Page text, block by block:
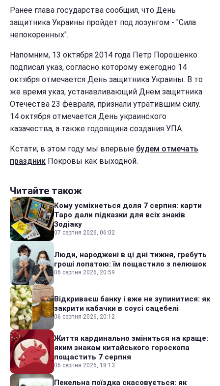
Ранее глава государства сообщил, что День
защитника Украины пройдет под лозунгом - "Сила
непокоренных".
Напомним, 13 октября 2014 года Петр Порошенко
подписал указ, согласно которому ежегодно 14
октября отмечается День защитника Украины. В то
же время указ, устанавливающий Днем защитника
Отечества 23 февраля, признали утратившим силу.
14 октября отмечается День украинского
казачества, а также годовщина создания УПА.
Кстати, в этом году мы впервые будем отмечать
праздник Покровы как выходной.
Читайте також
Кому усміхнеться доля 7 серпня: карти
Таро дали підказки для всіх знаків
Зодіаку
07 серпня 2026, 06:02
Люди, народжені в ці дні тижня, гребуть
гроші лопатою: їм пощастило з пелюшок
06 серпня 2026, 20:59
Відкриваєш банку і вже не зупинитися: як
закрити кабачки в соусі сацебелі
06 серпня 2026, 20:12
Життя кардинально зміниться на краще:
яким знакам китайського гороскопа
пощастить 7 серпня
06 серпня 2026, 18:13
Пекельна поїздка скасовується: як